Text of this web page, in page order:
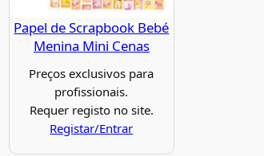
Papel de Scrapbook Bebé
Menina Mini Cenas
Preços exclusivos para
profissionais.
Requer registo no site.
Registar/Entrar